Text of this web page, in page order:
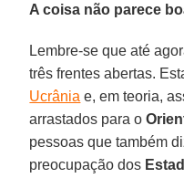
A coisa não parece
Lembre-se que até
três frentes abertas.
Ucrânia e, em teoria,
arrastados para o
pessoas que também
preocupação dos